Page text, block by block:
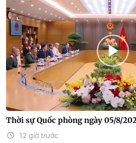
Thời sự Quốc phòng ngày 05/8/
12 giờ trước